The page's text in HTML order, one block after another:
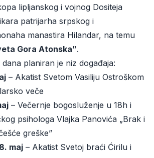
lipljanskog i vojnog Dositeja
patrijarha srpskog i
manastira Hilandar, na temu
Gora Atonska”.
planiran je niz događaja:
– Akatist Svetom Vasiliju Ostroškom
veče
– Večernje bogosluženje u 18h i
psihologa Vlajka Panovića „Brak i
greške”
maj – Akatist Svetoj braći Ćirilu i